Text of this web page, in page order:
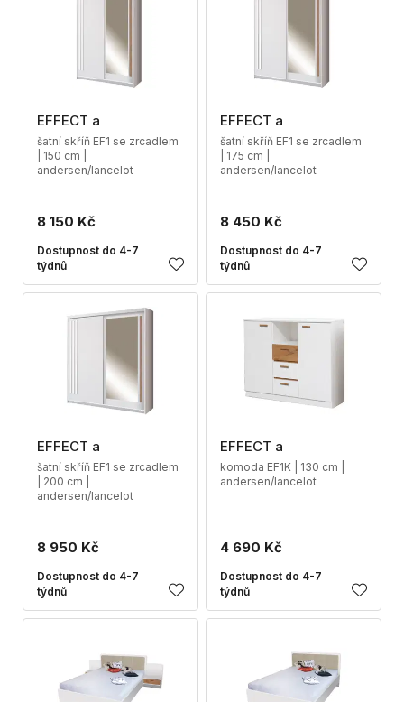
EFFECT a
šatní skříň EF1 se zrcadlem
| 150 cm |
andersen/lancelot
8 150 Kč
Dostupnost do 4-7
týdnů
EFFECT a
šatní skříň EF1 se zrcadlem
| 175 cm |
andersen/lancelot
8 450 Kč
Dostupnost do 4-7
týdnů
EFFECT a
šatní skříň EF1 se zrcadlem
| 200 cm |
andersen/lancelot
8 950 Kč
Dostupnost do 4-7
týdnů
EFFECT a
komoda EF1K | 130 cm |
andersen/lancelot
4 690 Kč
Dostupnost do 4-7
týdnů